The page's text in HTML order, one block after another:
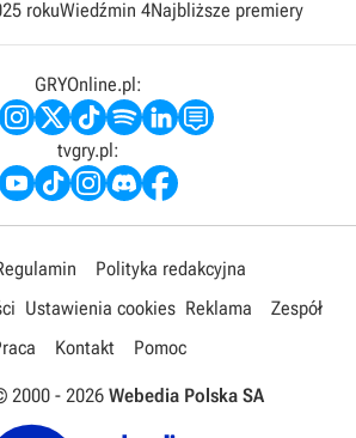
rokuWiedźmin 4Najbliższe premiery
GRYOnline.pl:
tvgry.pl:
Polityka redakcyjna
Ustawienia cookies Reklama
Zespół
Kontakt Pomoc
2000 - 2026 Webedia Polska SA